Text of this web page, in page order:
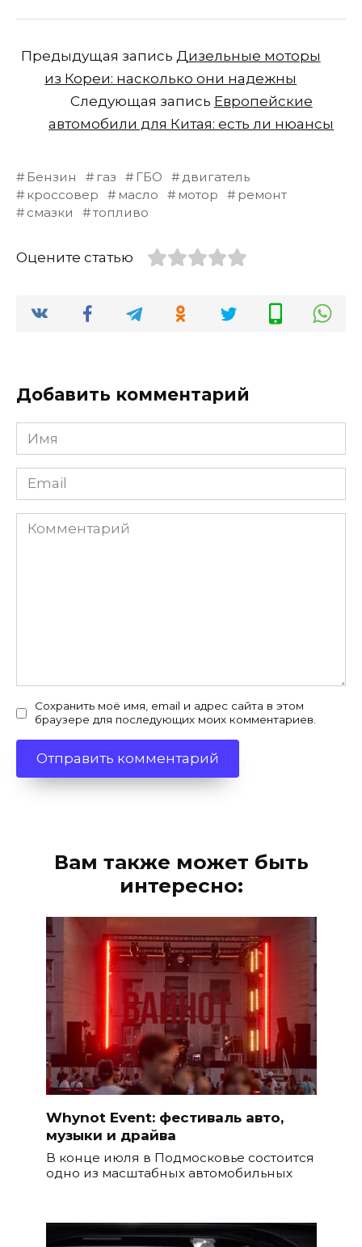
Предыдущая запись Дизельные моторы
из Кореи: насколько они надежны
Следующая запись Европейские
автомобили для Китая: есть ли нюансы
Бензин газ ГБО
двигатель
кроссовер
масло мотор
ремонт
смазки
топливо
Оцените статью
Добавить комментарий
Имя
Email
Комментарий
Сохранить моё имя, email и адрес сайта в этом
браузере для последующих моих комментариев.
Вам также может быть
интересно:
Whynot Event: фестиваль авто,
музыки и драйва
В конце июля в Подмосковье состоится
одно из масштабных автомобильных